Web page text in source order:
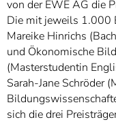
von der EWE AG die
Die mit jeweils 1.000
Mareike Hinrichs
und Ökonomische
(Masterstudentin
Sarah-Jane Schröder
sich die drei